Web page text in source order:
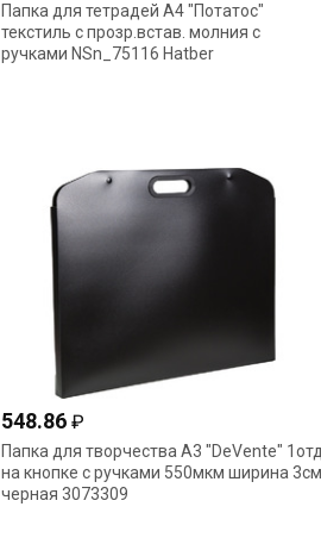
Папка для тетрадей А4 "Потатос"
текстиль с прозр.встав. молния с
ручками NSn_75116 Hatber
548.86 ₽
Папка для творчества А3 "DeVente" 1отд
на кнопке с ручками 550мкм ширина 3см
черная 3073309